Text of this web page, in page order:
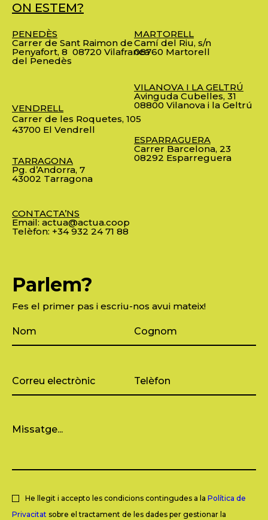
ON ESTEM?
PENEDÈS
Carrer de Sant Raimon de
Penyafort, 8 08720 Vilafranca
del Penedès
VENDRELL
Carrer de les Roquetes, 105
43700 El Vendrell
TARRAGONA
Pg. d’Andorra, 7
43002 Tarragona
CONTACTA’NS
Email: actua@actua.coop
Telèfon: +34 932 24 71 88
MARTORELL
Camí del Riu, s/n
08760 Martorell
VILANOVA I LA GELTRÚ
Avinguda Cubelles, 31
08800 Vilanova i la Geltrú
ESPARRAGUERA
Carrer Barcelona, 23
08292 Esparreguera
Parlem?
Fes el primer pas i escriu-nos avui mateix!
He llegit i accepto les condicions contingudes a la Política de
Privacitat sobre el tractament de les dades per gestionar la